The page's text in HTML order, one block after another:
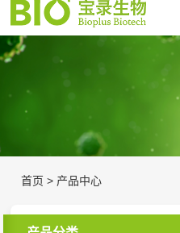
首页 > 产品中心